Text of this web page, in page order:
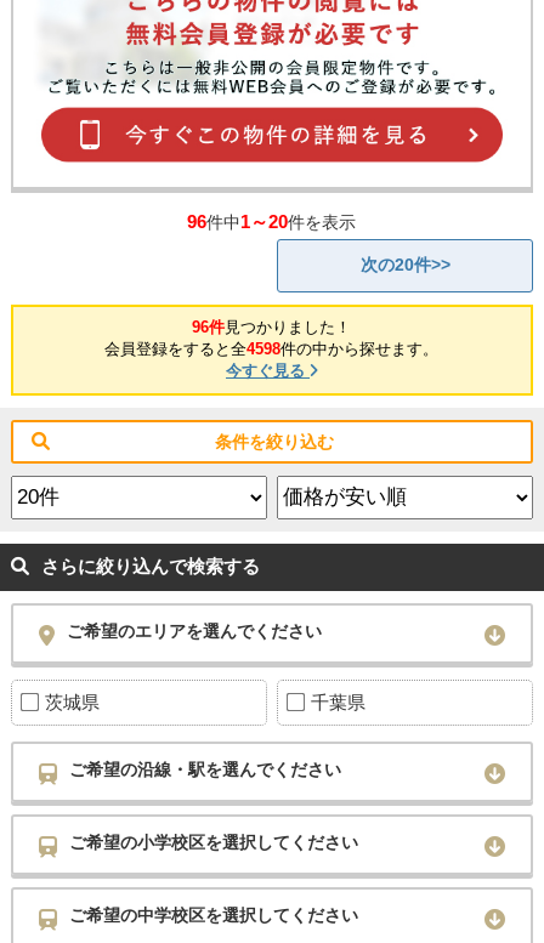
96件中1～20件を表示
次の20件>>
96件見つかりました！
会員登録をすると全4598件の中から探せます。
今すぐ見る
条件を絞り込む
さらに絞り込んで検索する
ご希望のエリアを選んでください
茨城県 千葉県
ご希望の沿線・駅を選んでください
ご希望の小学校区を選択してください
ご希望の中学校区を選択してください